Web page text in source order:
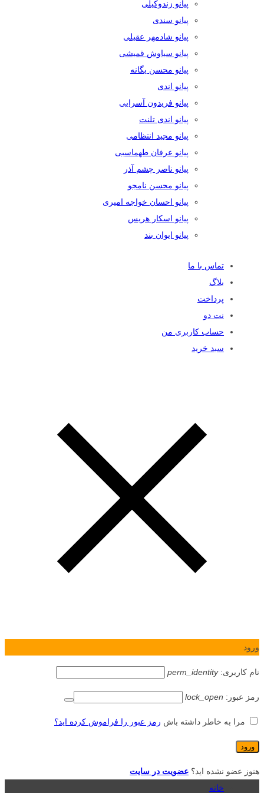
پیانو زندوکیلی
پیانو سندی
پیانو شادمهر عقیلی
پیانو سیاوش قمیشی
پیانو محسن یگانه
پیانو اندی
پیانو فریدون آسرایی
پیانو اندی تلنت
پیانو مجید انتظامی
پیانو عرفان طهماسبی
پیانو ناصر چشم آذر
پیانو محسن نامجو
پیانو احسان خواجه امیری
پیانو اسکار هریس
پیانو ایوان بند
تماس با ما
بلاگ
پرداخت
نت دو
حساب کاربری من
سبد خرید
ورود
نام کاربری:perm_identity
رمز عبور: lock_open
مرا به خاطر داشته باش رمز عبور را فراموش کرده اید؟
هنوز عضو نشده اید؟ عضویت در سایت
خانه